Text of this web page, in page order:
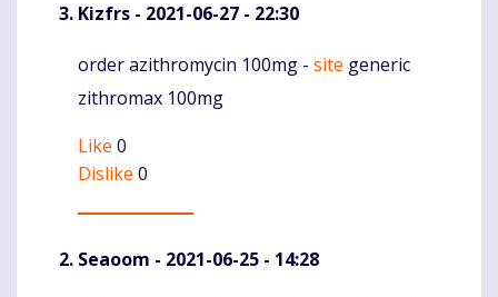
Kizfrs - 2021-06-27 - 22:30
Komentaras
order azithromycin 100mg - site generic
zithromax 100mg
Like 0
Dislike 0
Seaoom - 2021-06-25 - 14:28